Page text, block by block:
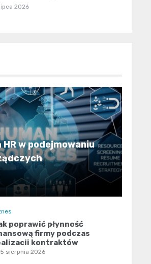
2026
HR w podejmowaniu
poprawić płynność
firmy podczas
kontraktów
5 sierpnia 2026